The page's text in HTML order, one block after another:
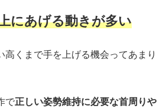
にあげる動きが多い
高くまで手を上げる機会ってあまり
で正しい姿勢維持に必要な首周りや